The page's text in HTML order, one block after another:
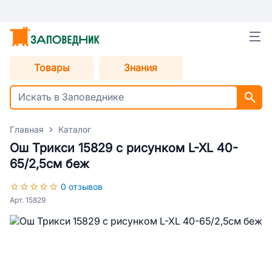
Товары Знания
Главная Каталог
Ош Трикси 15829 с рисунком L-XL 40-
65/2,5см беж
0 отзывов
Арт. 15829